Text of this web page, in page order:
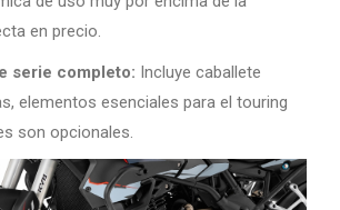
en precio.
serie completo: Incluye caballete
elementos esenciales para el touring
son opcionales.